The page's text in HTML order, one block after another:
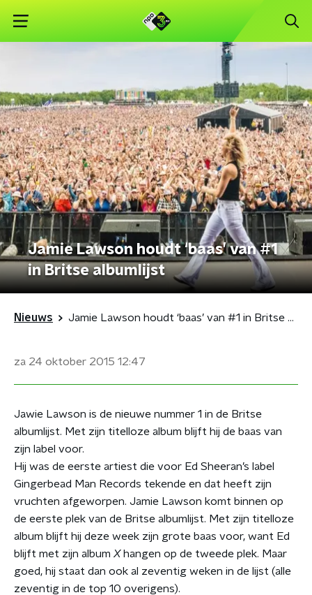
Jamie Lawson houdt ‘baas’ van #1
in Britse albumlijst
Nieuws Jamie Lawson houdt ‘baas’ van #1 in Britse albumlijst
za 24 oktober 2015 12:47
Jawie Lawson is de nieuwe nummer 1 in de Britse
albumlijst. Met zijn titelloze album blijft hij de baas van
zijn label voor.
Hij was de eerste artiest die voor Ed Sheeran’s label
Gingerbead Man Records tekende en dat heeft zijn
vruchten afgeworpen. Jamie Lawson komt binnen op
de eerste plek van de Britse albumlijst. Met zijn titelloze
album blijft hij deze week zijn grote baas voor, want Ed
blijft met zijn album Xhangen op de tweede plek. Maar
goed, hij staat dan ook al zeventig weken in de lijst (alle
zeventig in de top 10 overigens).